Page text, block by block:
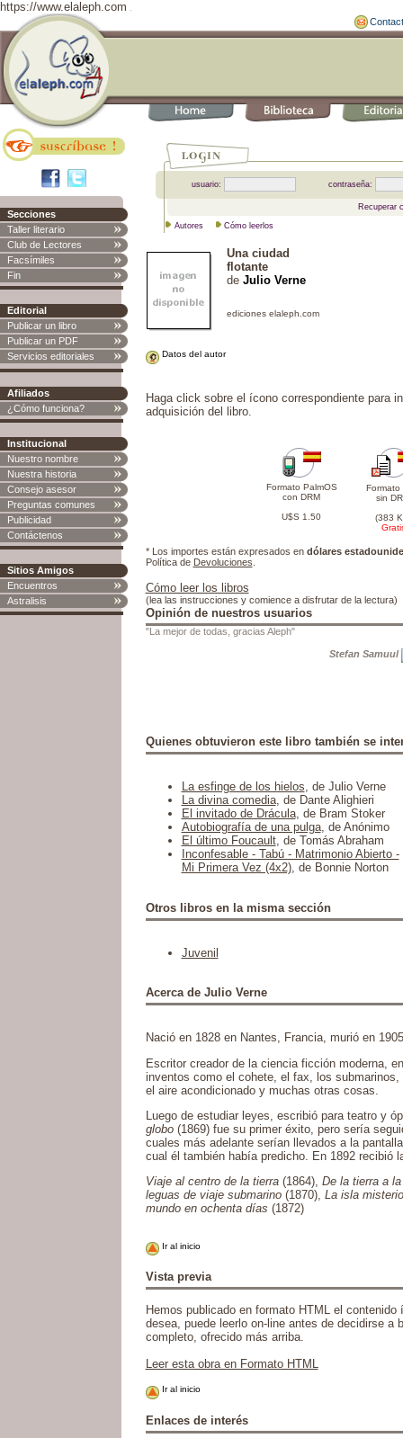
https://www.elaleph.com
Secciones
Taller literario
Club de Lectores
Facsímiles
Fin
Editorial
Publicar un libro
Publicar un PDF
Servicios editoriales
Afiliados
¿Cómo funciona?
Institucional
Nuestro nombre
Nuestra historia
Consejo asesor
Preguntas comunes
Publicidad
Contáctenos
Sitios Amigos
Encuentros
Astralisis
usuario: contraseña:
Recuperar
Autores Cómo leerlos
Una ciudad
flotante
de Julio Verne
Datos del autor
Haga click sobre el ícono correspondiente para
adquisición del libro.
Formato PalmOS
con DRM
U$S 1.50
Formato
sin
(383
* Los importes están expresados en dólares
Política de Devoluciones
Cómo leer los libros
(lea las instrucciones y comience a disfrutar de la lectura)
Opinión de nuestros usuarios
"La mejor de todas, gracias Aleph"
Stefan Samuul
Quienes obtuvieron este libro también se
La esfinge de los hielos, de Julio Verne
La divina comedia, de Dante Alighieri
El invitado de Drácula, de Bram Stoker
Autobiografía de una pulga, de Anónimo
El último Foucault, de Tomás Abraham
Inconfesable - Tabú - Matrimonio Abierto -
Mi Primera Vez (4x2), de Bonnie Norton
Otros libros en la misma sección
Juvenil
Acerca de Julio Verne
Nació en 1828 en Nantes, Francia, murió en 1905
Escritor creador de la ciencia ficción moderna,
inventos como el cohete, el fax, los
el aire acondicionado y muchas otras cosas.
Luego de estudiar leyes, escribió para teatro y
globo(1869) fue su primer éxito, pero sería
cuales más adelante serían llevados a la
cual él también había predicho. En 1892 recibió
Viaje al centro de la tierra(1864), De la tierra a
leguas de viaje submarino(1870), La isla
mundo en ochenta días (1872)
Ir al inicio
Vista previa
Hemos publicado en formato HTML el
desea, puede leerlo on-line antes de decidirse a
completo, ofrecido más arriba.
Leer esta obra en Formato HTML
Ir al inicio
Enlaces de interés